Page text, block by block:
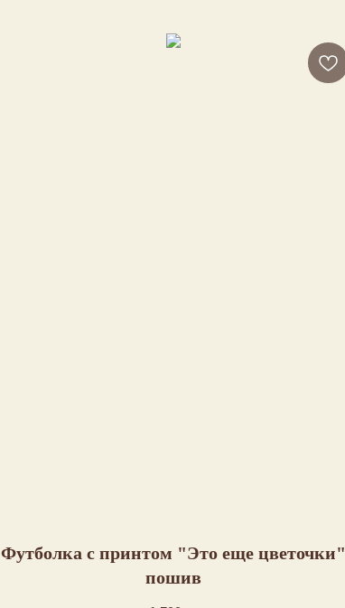
Футболка с принтом "Это еще цветочки"
пошив